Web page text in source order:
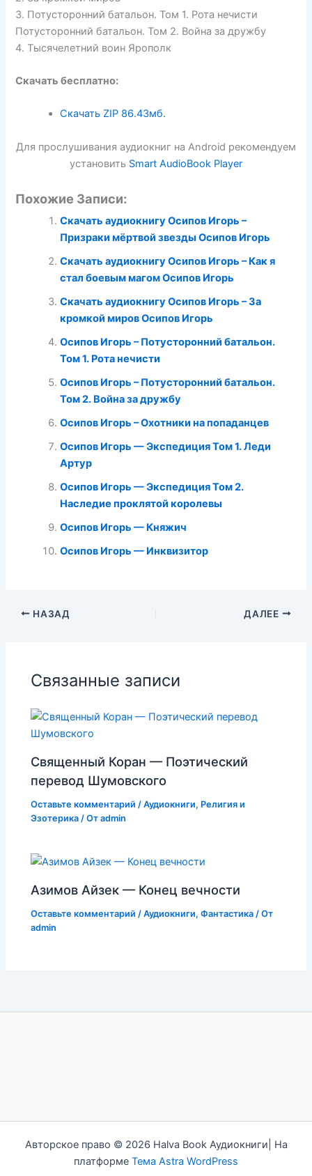
3. Потусторонний батальон. Том 1. Рота нечисти
Потусторонний батальон. Том 2. Война за дружбу
4. Тысячелетний воин Ярополк
Скачать бесплатно:
Скачать ZIP 86.43мб.
Для прослушивания аудиокниг на Android рекомендуем
установить Smart AudioBook Player
Похожие Записи:
Скачать аудиокнигу Осипов Игорь –
Призраки мёртвой звезды Осипов Игорь
Скачать аудиокнигу Осипов Игорь – Как я
стал боевым магом Осипов Игорь
Скачать аудиокнигу Осипов Игорь – За
кромкой миров Осипов Игорь
Осипов Игорь – Потусторонний батальон.
Том 1. Рота нечисти
Осипов Игорь – Потусторонний батальон.
Том 2. Война за дружбу
Осипов Игорь – Охотники на попаданцев
Осипов Игорь — Экспедиция Том 1. Леди
Артур
Осипов Игорь — Экспедиция Том 2.
Наследие проклятой королевы
Осипов Игорь — Княжич
Осипов Игорь — Инквизитор
НАЗАД ДАЛЕЕ
Связанные записи
Священный Коран — Поэтический
перевод Шумовского
Оставьте комментарий /Аудиокниги, Религия и
Эзотерика / Отadmin
Азимов Айзек — Конец вечности
Оставьте комментарий /Аудиокниги,Фантастика / От
admin
Авторское право © 2026 Halva Book Аудиокниги| На
платформе Тема Astra WordPress